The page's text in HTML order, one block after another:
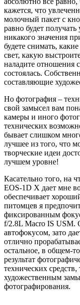
кажется, что
молочный пакет с
равно будет
никакого значения
будете снимать,
свет, какую
наладите отношения
состоялась.
составляющие
Но фотография –
свой замысел вам
камеры и иного
технических
бывает слишком
лучшее из того, что
творческие идеи
лучшем уровне!
Касательно того, на
EOS-1D X дает мне
обеспечивает
питомцев я
фиксированным
f/2.8L Macro IS USM.
автофокусом, зато
отлично
остальное, в общем-
результат
технических
художественным
фотографирования.